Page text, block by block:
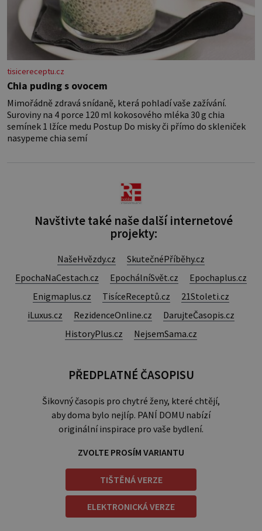
tisicereceptu.cz
Chia puding s ovocem
Mimořádně zdravá snídaně, která pohladí vaše zažívání.
Suroviny na 4 porce 120 ml kokosového mléka 30 g chia
semínek 1 lžíce medu Postup Do misky či přímo do skleniček
nasypeme chia semí
Navštivte také naše další internetové
projekty:
NašeHvězdy.cz
SkutečnéPříběhy.cz
EpochaNaCestach.cz
EpochálníSvět.cz
Epochaplus.cz
Enigmaplus.cz
TisíceReceptů.cz
21Stoleti.cz
iLuxus.cz
RezidenceOnline.cz
DarujteČasopis.cz
HistoryPlus.cz
NejsemSama.cz
PŘEDPLATNÉ ČASOPISU
Šikovný časopis pro chytré ženy, které chtějí,
aby doma bylo nejlíp. PANÍ DOMU nabízí
originální inspirace pro vaše bydlení.
ZVOLTE PROSÍM VARIANTU
TIŠTĚNÁ VERZE
ELEKTRONICKÁ VERZE